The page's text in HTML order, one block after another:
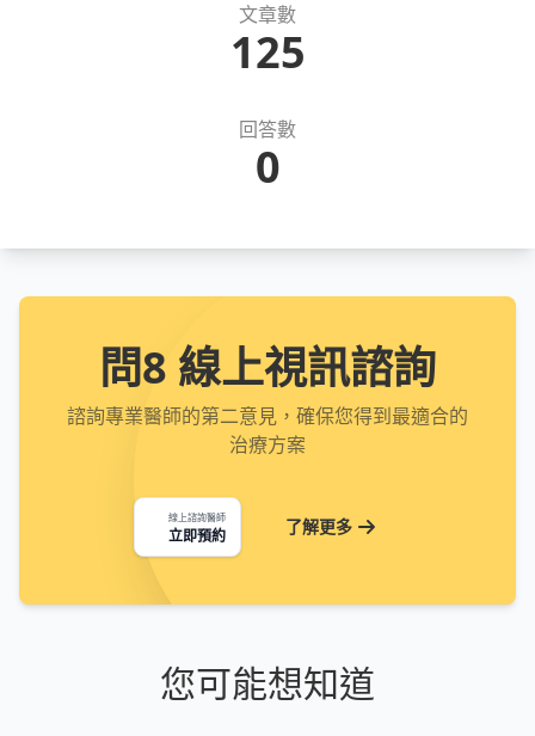
文章數
125
回答數
0
問8 線上視訊諮詢
諮詢專業醫師的第二意見，確保您得到最適合的
治療方案
線上諮詢醫師
立即預約 了解更多
您可能想知道